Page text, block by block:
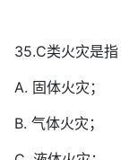
35.C类火灾是指
A. 固体火灾；
B. 气体火灾；